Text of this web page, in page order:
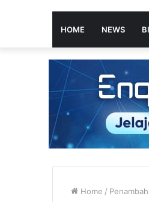
HOME NEWS
Home /